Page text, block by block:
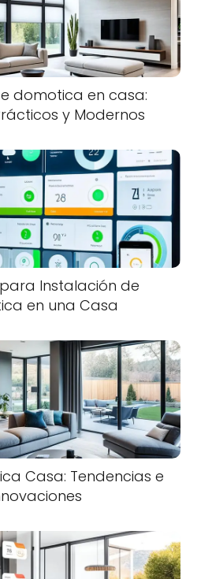
domotica en casa:
y Modernos
Instalación de
en una Casa
Casa: Tendencias e